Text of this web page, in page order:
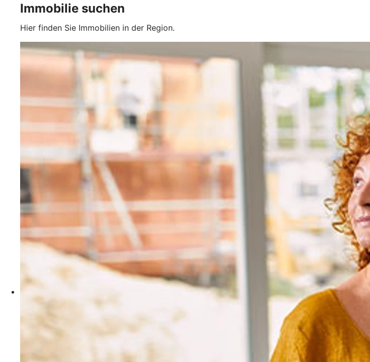
Immobilie suchen
Hier finden Sie Immobilien in der Region.